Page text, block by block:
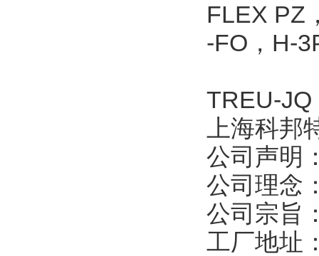
FLEX PZ
-FO ， H-
TREU-JQ
上海科邦
公司声明
公司理念
公司宗旨
工厂地址